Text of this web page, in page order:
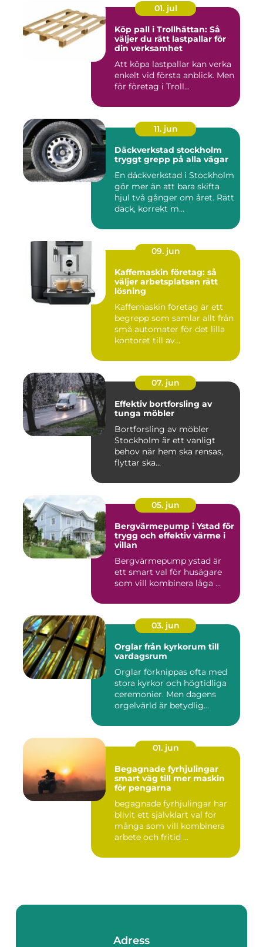
01. jul
Köp pall i Trollhättan: Så
väljer du rätt lastpallar för
din verksamhet
Att köpa lastpallar kan verka
enkelt vid första anblick. Men
för företag i Troll...
11. jun
Däckverkstad stockholm
tryggt grepp på alla vägar
En däckverkstad i Stockholm
gör mer än att bara skifta
hjul två gånger om året. Rätt
däck, korrekt m...
09. jun
Kaffemaskin företag: så
väljer arbetsplatsen rätt
lösning
Kaffemaskin företag är ett
begrepp som samlar allt från
små automater för det lilla
kontoret till av...
07. jun
Effektiv bortforsling av
tunga möbler
Bortforsling av möbler
Stockholm är ett vanligt
behov när hem ska rensas,
flyttar ska...
05. jun
Bergvärmepump i Ystad för
trygg och effektiv värme i
villan
Bergvärmepump ystad är
ett smart val för husägare
som vill kombinera låga ...
03. jun
Orglar från kyrkorum till
vardagsrum
Orglar förknippas ofta med
stora kyrkor och högtidliga
ceremonier. Men dagens
orgelvärld är betydlig...
01. jun
Begagnade fyrhjulingar
smart väg till mer maskin
för pengarna
begagnade fyrhjulingar har
blivit ett självklart val för
många som vill kombinera
arbete och fritid ...
Adress